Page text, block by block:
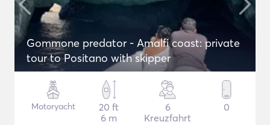
Gommone predator - Amalfi coast: private
tour to Positano with skipper
Motoryacht
20 ft
6 m
6
Kreuzfahrt
0